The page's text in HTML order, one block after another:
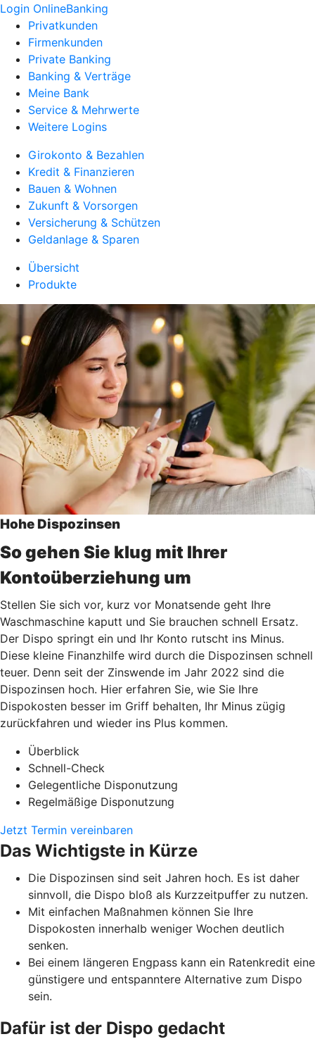
Login OnlineBanking
Privatkunden
Firmenkunden
Private Banking
Banking & Verträge
Meine Bank
Service & Mehrwerte
Weitere Logins
Girokonto & Bezahlen
Kredit & Finanzieren
Bauen & Wohnen
Zukunft & Vorsorgen
Versicherung & Schützen
Geldanlage & Sparen
Übersicht
Produkte
Hohe Dispozinsen
So gehen Sie klug mit Ihrer
Kontoüberziehung um
Stellen Sie sich vor, kurz vor Monatsende geht Ihre
Waschmaschine kaputt und Sie brauchen schnell Ersatz.
Der Dispo springt ein und Ihr Konto rutscht ins Minus.
Diese kleine Finanzhilfe wird durch die Dispozinsen schnell
teuer. Denn seit der Zinswende im Jahr 2022 sind die
Dispozinsen hoch. Hier erfahren Sie, wie Sie Ihre
Dispokosten besser im Griff behalten, Ihr Minus zügig
zurückfahren und wieder ins Plus kommen.
Überblick
Schnell-Check
Gelegentliche Disponutzung
Regelmäßige Disponutzung
Jetzt Termin vereinbaren
Das Wichtigste in Kürze
Die Dispozinsen sind seit Jahren hoch. Es ist daher
sinnvoll, die Dispo bloß als Kurzzeitpuffer zu nutzen.
Mit einfachen Maßnahmen können Sie Ihre
Dispokosten innerhalb weniger Wochen deutlich
senken.
Bei einem längeren Engpass kann ein Ratenkredit eine
günstigere und entspanntere Alternative zum Dispo
sein.
Dafür ist der Dispo gedacht